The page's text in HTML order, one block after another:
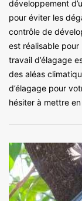
développement
pour éviter les
contrôle de
est réalisable
travail d’élagage
des aléas
d’élagage pour
hésiter à mettre